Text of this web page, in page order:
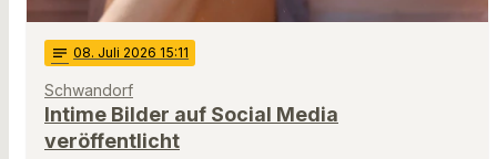
notes 08. Juli 2026 15:11
Schwandorf
Intime Bilder auf Social Media
veröffentlicht